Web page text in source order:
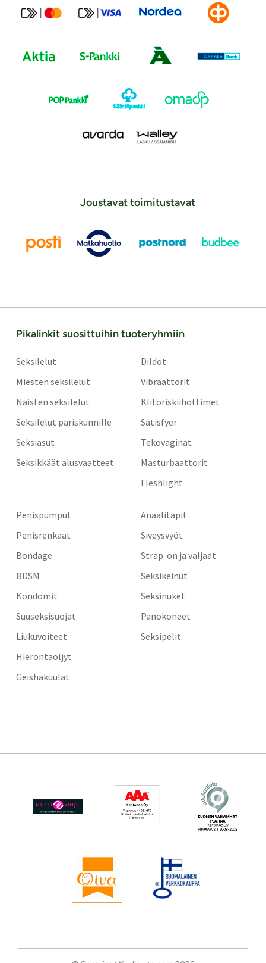
Joustavat toimitustavat
Pikalinkit suosittuihin tuoteryhmiin
Seksilelut
Miesten seksilelut
Naisten seksilelut
Seksilelut pariskunnille
Seksiasut
Seksikkäät alusvaatteet
Dildot
Vibraattorit
Klitoriskiihottimet
Satisfyer
Tekovaginat
Masturbaattorit
Fleshlight
Penispumput
Penisrenkaat
Bondage
BDSM
Kondomit
Suuseksisuojat
Liukuvoiteet
Hierontaöljyt
Geishakuulat
Anaalitapit
Siveysvyöt
Strap-on ja valjaat
Seksikeinut
Seksinuket
Panokoneet
Seksipelit